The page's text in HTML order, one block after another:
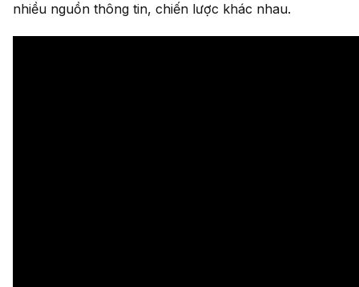
nhiều nguồn thông tin, chiến lược khác nhau.